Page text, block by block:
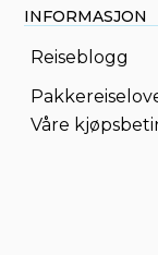
INFORMASJON
Reiseblogg
Våre